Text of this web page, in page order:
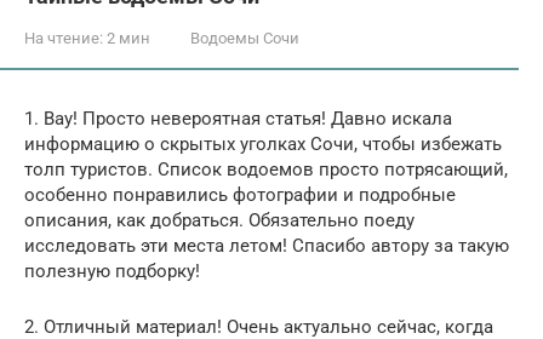
На чтение: 2 мин Водоемы Сочи
1. Вау! Просто невероятная статья! Давно искала
информацию о скрытых уголках Сочи, чтобы избежать
толп туристов. Список водоемов просто потрясающий,
особенно понравились фотографии и подробные
описания, как добраться. Обязательно поеду
исследовать эти места летом! Спасибо автору за такую
полезную подборку!
2. Отличный материал! Очень актуально сейчас, когда